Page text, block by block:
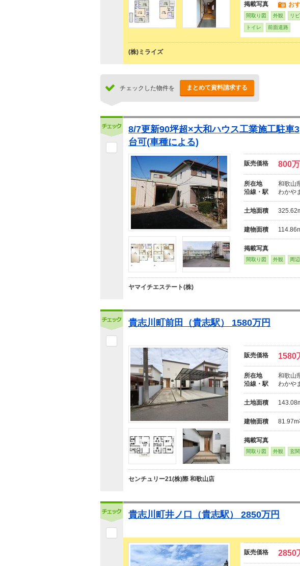
掲載写真 お
間取り図 外観 リ
トイレ 前面道路
(株)ミライズ
チェックした物件を まとめて資料請求する
8/7更新90坪超×大和ハウス工業施工駐車3
台可(車種による)
販売価格 800
所在地
和歌山
沿線・駅
わかや
土地面積
建物面積
掲載写真
間取り図 外観 周
ヤマイチエステート(株)
貴志川町前田（貴志駅） 1580万円
販売価格 1580
所在地
和歌山
沿線・駅
わかや
土地面積
建物面積 81.97m
掲載写真
間取り図 外観 玄関
センチュリー21(株)際 和歌山店
貴志川町井ノ口（貴志駅） 2850万円
販売価格 2850